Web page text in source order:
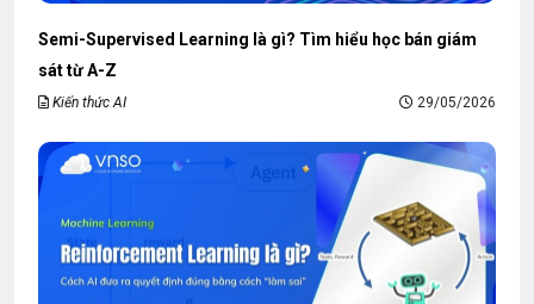
Semi-Supervised Learning là gì? Tìm hiểu học bán giám
sát từ A-Z
Kiến thức AI 29/05/2026